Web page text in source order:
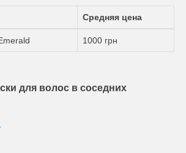
Средняя цена
1000 грн
для волос в соседних